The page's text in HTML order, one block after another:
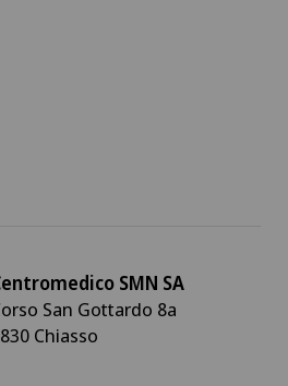
SMN SA
San Gottardo 8a
Chiasso